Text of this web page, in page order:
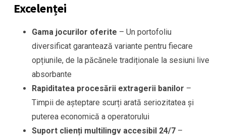
Excelenței
Gama jocurilor oferite – Un portofoliu
diversificat garantează variante pentru fiecare
opțiunile, de la păcănele tradiționale la sesiuni live
absorbante
Rapiditatea procesării extragerii banilor –
Timpii de așteptare scurți arată seriozitatea și
puterea economică a operatorului
Suport clienți multilingv accesibil 24/7 –